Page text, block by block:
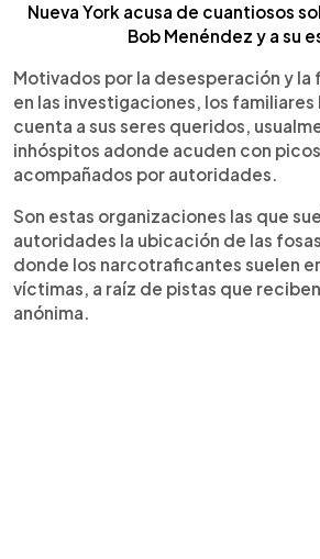
Nueva York acusa de cuantiosos
Bob Menéndez y a su
Motivados por la desesperación y
en las investigaciones, los
cuenta a sus seres queridos,
inhóspitos adonde acuden con
acompañados por autoridades.
Son estas organizaciones las que
autoridades la ubicación de las
donde los narcotraficantes suelen
víctimas, a raíz de pistas que
anónima.